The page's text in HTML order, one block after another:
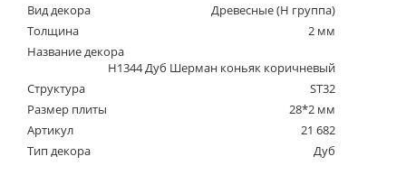
Вид декора
Древесные (Н группа)
Толщина
2 мм
Название декора
H1344 Дуб Шерман коньяк коричневый
Структура
ST32
Размер плиты
28*2 мм
Артикул
21 682
Тип декора
Дуб